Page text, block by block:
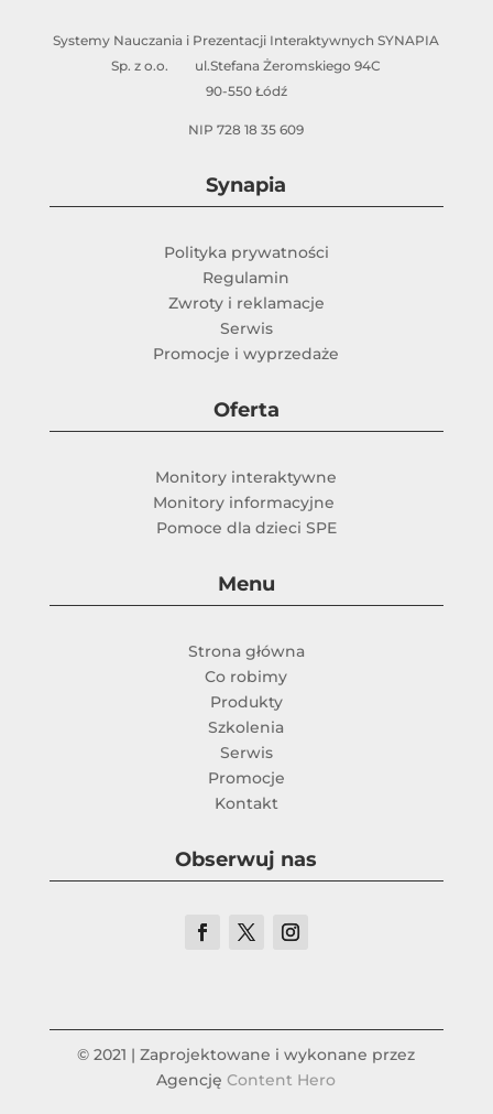
Systemy Nauczania i Prezentacji Interaktywnych SYNAPIA
Sp. z o.o. ul.Stefana Żeromskiego 94C
90-550 Łódź
NIP 728 18 35 609
Synapia
Polityka prywatności
Regulamin
Zwroty i reklamacje
Serwis
Promocje i wyprzedaże
Oferta
Monitory interaktywne
Monitory informacyjne
Pomoce dla dzieci SPE
Menu
Strona główna
Co robimy
Produkty
Szkolenia
Serwis
Promocje
Kontakt
Obserwuj nas
© 2021 | Zaprojektowane i wykonane przez
AgencjęContent Hero